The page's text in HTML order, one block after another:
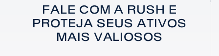
FALE COM A RUSH E
PROTEJA SEUS ATIVOS
MAIS VALIOSOS